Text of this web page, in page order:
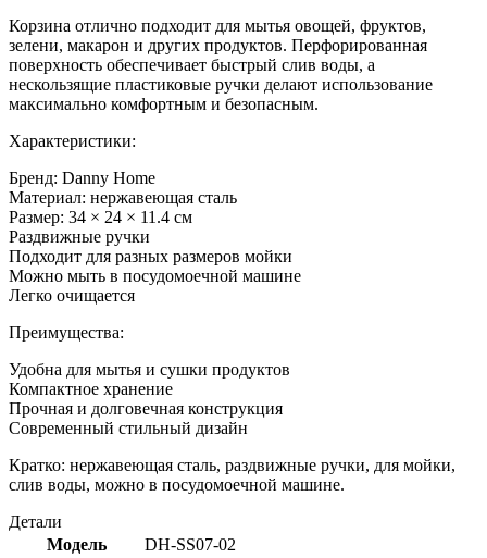
Корзина отлично подходит для мытья овощей, фруктов,
зелени, макарон и других продуктов. Перфорированная
поверхность обеспечивает быстрый слив воды, а
нескользящие пластиковые ручки делают использование
максимально комфортным и безопасным.
Характеристики:
Бренд: Danny Home
Материал: нержавеющая сталь
Размер: 34 × 24 × 11.4 см
Раздвижные ручки
Подходит для разных размеров мойки
Можно мыть в посудомоечной машине
Легко очищается
Преимущества:
Удобна для мытья и сушки продуктов
Компактное хранение
Прочная и долговечная конструкция
Современный стильный дизайн
Кратко: нержавеющая сталь, раздвижные ручки, для мойки,
слив воды, можно в посудомоечной машине.
Детали
Модель
DH-SS07-02